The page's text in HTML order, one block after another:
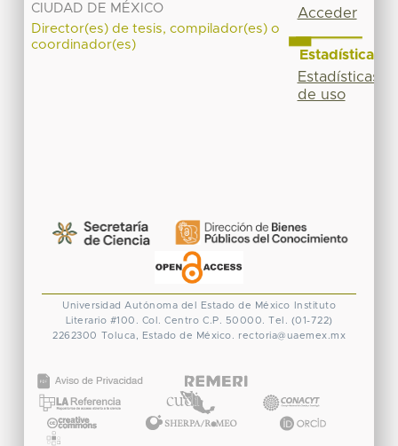
CIUDAD DE MÉXICO
Director(es) de tesis, compilador(es) o
coordinador(es)
Acceder
Estadísticas
Estadísticas
de uso
Universidad Autónoma del Estado de México
Instituto
Literario #100. Col. Centro C.P. 50000. Tel. (01-722)
2262300 Toluca, Estado de México. rectoria@uaemex.mx